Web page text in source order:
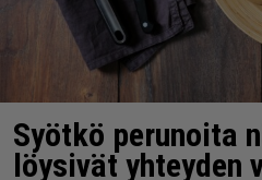
Syötkö perunoita
löysivät yhteyden